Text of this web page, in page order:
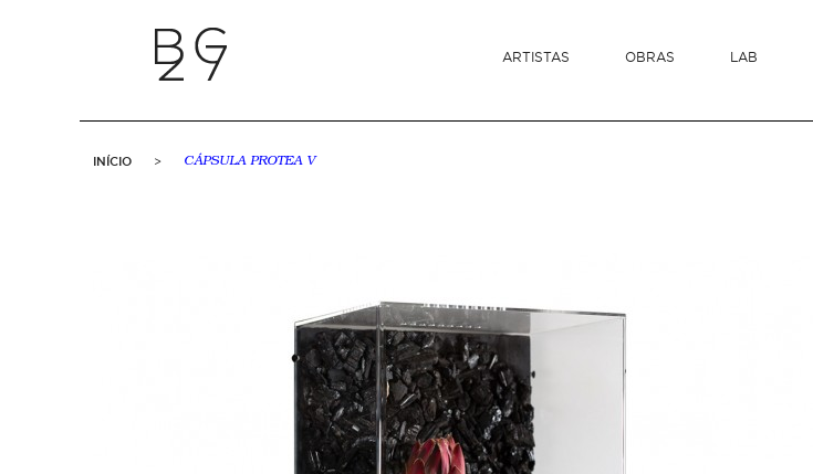
ARTISTAS OBRAS LAB
INÍCIO > CÁPSULA PROTEA V